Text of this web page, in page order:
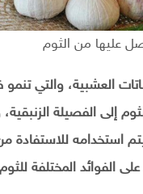
عليها من الثوم
العشبية، والتي
إلى الفصيلة
استخدامه للاستفادة
الفوائد المختلفة